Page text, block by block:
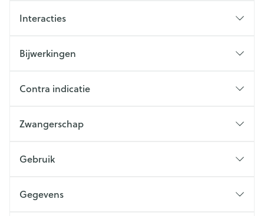
Interacties
Bijwerkingen
Contra indicatie
Zwangerschap
Gebruik
Gegevens